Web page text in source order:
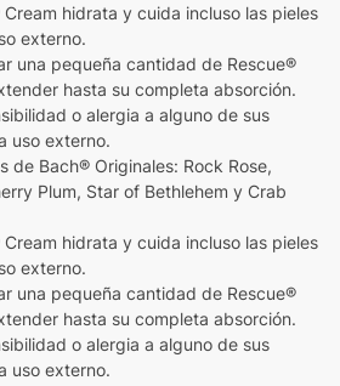
Cream hidrata y cuida incluso las pieles
externo.
una pequeña cantidad de Rescue®
hasta su completa absorción.
o alergia a alguno de sus
uso externo.
de Bach® Originales: Rock Rose,
Plum, Star of Bethlehem y Crab
Cream hidrata y cuida incluso las pieles
externo.
una pequeña cantidad de Rescue®
hasta su completa absorción.
o alergia a alguno de sus
uso externo.